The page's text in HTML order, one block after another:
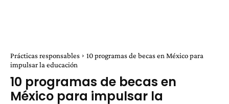
Prácticas responsables
10 programas de becas en México para
impulsar la educación
10 programas de becas en
México para impulsar la